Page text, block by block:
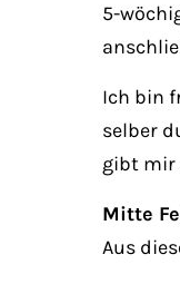
5-
Ich bin
selber
gibt mir
Mitte
Aus